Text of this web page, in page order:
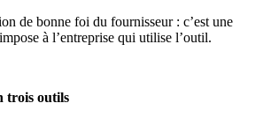
de bonne foi du fournisseur : c’est une
à l’entreprise qui utilise l’outil.
trois outils